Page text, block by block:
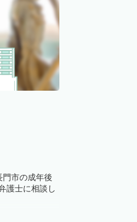
市の成年後
護士に相談し